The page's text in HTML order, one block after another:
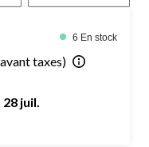
6 En stock
taxes)
juil.